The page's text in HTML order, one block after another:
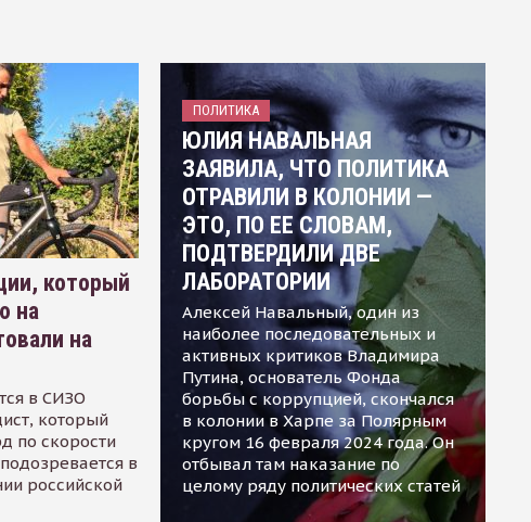
который
на
на
в СИЗО
который
по скорости
в
российской
ПОЛИТИКА
ЮЛИЯ НАВАЛЬНАЯ
ЗАЯВИЛА, ЧТО ПОЛИТИКА
ОТРАВИЛИ В КОЛОНИИ —
ЭТО, ПО ЕЕ СЛОВАМ,
ПОДТВЕРДИЛИ ДВЕ
ЛАБОРАТОРИИ
Алексей Навальный, один из
наиболее последовательных и
активных критиков Владимира
Путина, основатель Фонда
борьбы с коррупцией, скончался
в колонии в Харпе за Полярным
кругом 16 февраля 2024 года. Он
отбывал там наказание по
целому ряду политических статей